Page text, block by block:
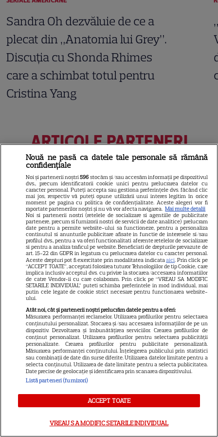
Sandra Oh dezvăluie de ce a
plecat din „Anatomia lui Grey”.
Discuția cu Shonda Rhimes
care a schimbat totul pentru
Cristina Yang
ARTICOLE PARTENERI
Horoscop Urania | Previziuni
astrologice pentru perioada 1 –
7 august 2026. Venus va intra
în zodia Balanței
Tragerile loto din 30 iulie 2026.
Numerele câştigătoare
extrase joi
Postul Sfintei Mării – Postul
Adormirii Maicii Domnului. Ce
se mănâncă în post
Nouă ne pasă ca datele tale personale să rămână
confidențiale
Noi și partenerii noștri596 stocăm și/sau accesăm informații pe dispozitivul
dvs., precum identificatorii cookie unici pentru prelucrarea datelor cu
caracter personal. Puteți accepta sau gestiona preferințele dvs. făcând clic
mai jos, respectiv vă puteți opune utilizării unui interes legitim în orice
moment pe pagina cu politica de confidențialitate. Aceste alegeri vor fi
raportate partenerilor noștri și nu vă vor afecta navigarea. Mai multe detalii
Noi si partenerii nostri (retelele de socializare si agentiile de publicitate
partenere, precum si furnizorii nostri de servicii de date analitice) prelucram
date pentru a permite website-ului sa functioneze, pentru a personaliza
continutul si anunturile publicitare afisate in functie de interesele si/sau
profilul dvs., pentru a va oferi functionalitati aferente retelelor de socializare
si pentru a analiza traficul pe website. Beneficiati de drepturile prevazute de
art. 15-22 din GDPR in legatura cu prelucrarea datelor cu caracter personal.
Aceste drepturi pot fi exercitate prin modalitatea indicataaici. Prin click pe
“ACCEPT TOATE”, acceptati folosirea tuturor Tehnologiilor de tip Cookie, care
implica inclusiv acceptul dvs. cu privire la stocarea/accesarea informatiilor
de catre Vendor-ii cu care colaboram. Prin click pe “VREAU SA MODIFIC
SETARILE INDIVIDUAL” puteti schimba preferintele in mod individual, mai
putin cele legate de cookie strict necesare pentru functionarea website-
ului.
Atât noi, cât și partenerii noștri prelucrăm datele pentru a oferi:
Măsurarea performanței reclamelor. Utilizarea profilurilor pentru selectarea
conținutului personalizat. Stocarea și/sau accesarea informațiilor de pe un
dispozitiv. Dezvoltarea și îmbunătățirea serviciilor. Crearea profilurilor de
conținut personalizat. Utilizarea profilurilor pentru selectarea publicității
personalizate. Crearea profilurilor pentru publicitate personalizată.
Măsurarea performanței conținutului. Înțelegerea publicului prin statistici
sau combinații de date din surse diferite. Utilizarea datelor limitate pentru a
selecta conținutul. Utilizarea de date limitate pentru a selecta publicitatea.
Date precise de geolocație și identificarea prin scanarea dispozitivului.
Listă parteneri (furnizori)
ACCEPT TOATE
VREAU SA MODIFIC SETARILE INDIVIDUAL